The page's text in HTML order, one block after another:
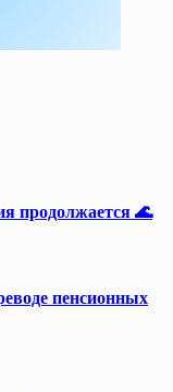
продолжается 🌊
пенсионных